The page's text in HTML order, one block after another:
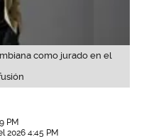
como jurado en el
PM
2026 4:45 PM